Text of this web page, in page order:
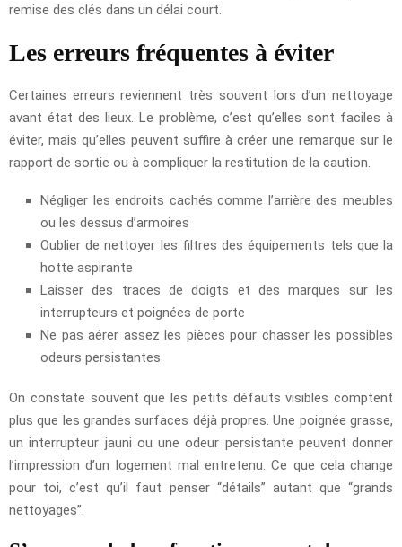
remise des clés dans un délai court.
Les erreurs fréquentes à éviter
Certaines erreurs reviennent très souvent lors d’un nettoyage
avant état des lieux. Le problème, c’est qu’elles sont faciles à
éviter, mais qu’elles peuvent suffire à créer une remarque sur le
rapport de sortie ou à compliquer la restitution de la caution.
Négliger les endroits cachés comme l’arrière des meubles
ou les dessus d’armoires
Oublier de nettoyer les filtres des équipements tels que la
hotte aspirante
Laisser des traces de doigts et des marques sur les
interrupteurs et poignées de porte
Ne pas aérer assez les pièces pour chasser les possibles
odeurs persistantes
On constate souvent que les petits défauts visibles comptent
plus que les grandes surfaces déjà propres. Une poignée grasse,
un interrupteur jauni ou une odeur persistante peuvent donner
l’impression d’un logement mal entretenu. Ce que cela change
pour toi, c’est qu’il faut penser “détails” autant que “grands
nettoyages”.